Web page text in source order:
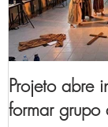
Projeto abre
formar grupo